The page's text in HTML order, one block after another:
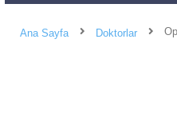
Ana Sayfa Doktorlar